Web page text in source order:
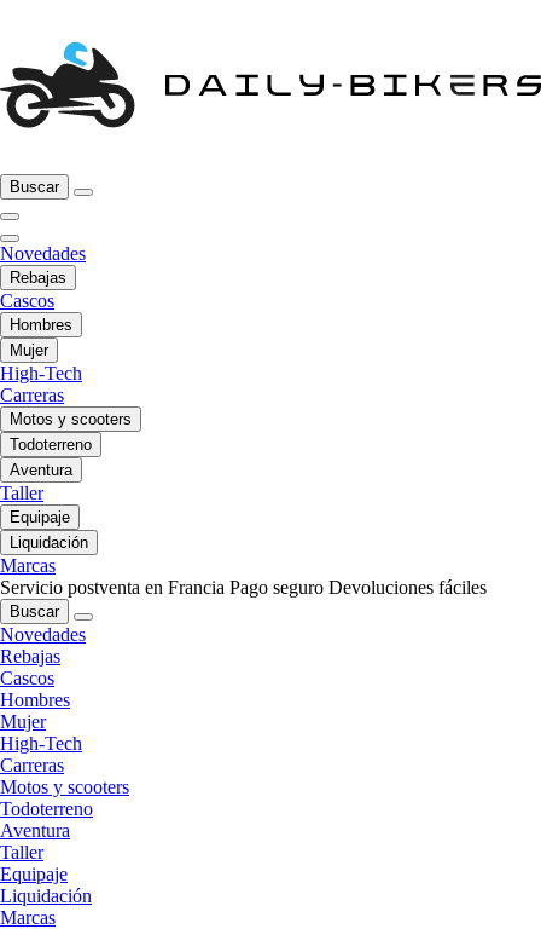
Buscar
Novedades
Rebajas
Cascos
Hombres
Mujer
High-Tech
Carreras
Motos y scooters
Todoterreno
Aventura
Taller
Equipaje
Liquidación
Marcas
Servicio postventa en Francia Pago seguro Devoluciones fáciles
Buscar
Novedades
Rebajas
Cascos
Hombres
Mujer
High-Tech
Carreras
Motos y scooters
Todoterreno
Aventura
Taller
Equipaje
Liquidación
Marcas